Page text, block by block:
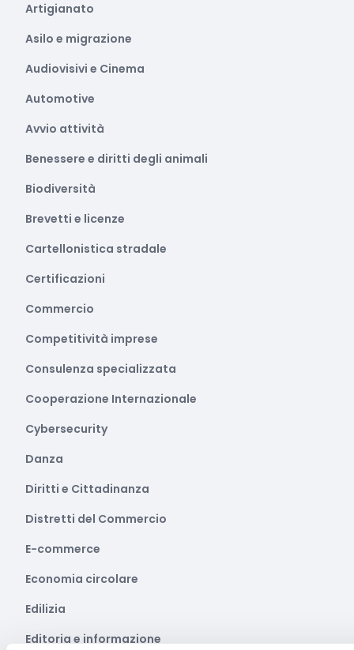
Artigianato
Asilo e migrazione
Audiovisivi e Cinema
Automotive
Avvio attività
Benessere e diritti degli animali
Biodiversità
Brevetti e licenze
Cartellonistica stradale
Certificazioni
Commercio
Competitività imprese
Consulenza specializzata
Cooperazione Internazionale
Cybersecurity
Danza
Diritti e Cittadinanza
Distretti del Commercio
E-commerce
Economia circolare
Edilizia
Editoria e informazione